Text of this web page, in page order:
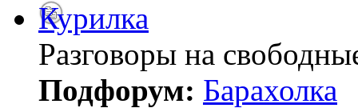
Курилка
Разговоры на
Подфорум: Барахолка